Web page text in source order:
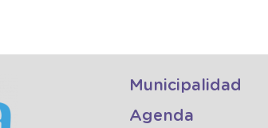
Municipalidad
Agenda